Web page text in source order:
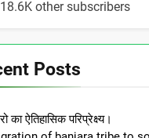
other subscribers
Posts
का ऐतिहासिक परिप्रेक्ष्य।